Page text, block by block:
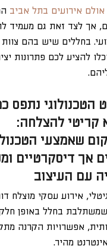
אולם אירועים בתל אביב
אך לצד זאת גם מעמיד
בחללים שיש בהם
להציע לכם פתרונות
הטכנולוגי נתפס
קריטי להצלחה:
שאמצעי
אך דיסקרטיים
עם העיצוב
אירוע עסקי מוצלח
שמשתלבת בחלל באופן
אפשרויות הקרנה
מהיר.